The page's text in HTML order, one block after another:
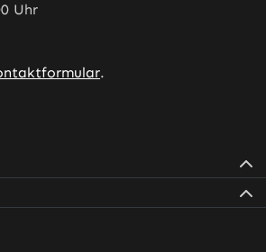
Uhr
.
– öffnet in neuem Tab